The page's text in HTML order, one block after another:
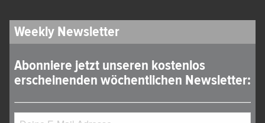
Weekly Newsletter
Abonniere jetzt unseren kostenlos
erscheinenden wöchentlichen Newsletter: